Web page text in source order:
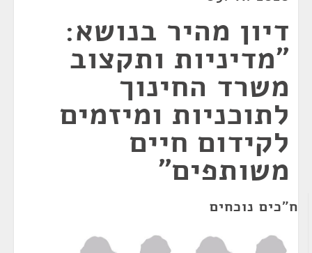
דיון מהיר בנושא:
"מדיניות ותקצוב
משרד החינוך
לתוכניות ומיזמים
לקידום חיים
משותפים"
ח"כים נוכחים